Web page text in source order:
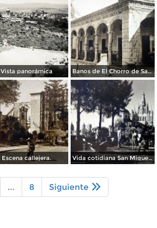
Vista panorámica Banos de El Chorro de San Miguel de Allende, Guanajuato.
Escena callejera. Vida cotidiana San Miguel de Allende Guanajuato.
... 8 Siguiente